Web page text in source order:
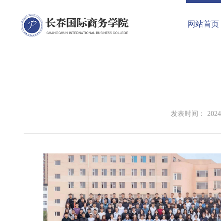
网站首页
发表时间：